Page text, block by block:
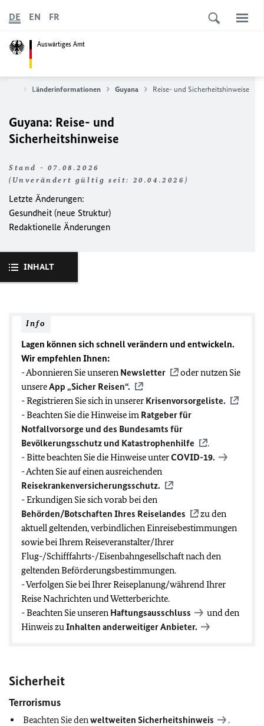
Auswärtiges Amt
DE EN FR
Länderinformationen Guyana Reise- und Sicherheitshinweise
Guyana: Reise- und
Sicherheitshinweise
Stand - 07.08.2026
(Unverändert gültig seit: 20.04.2026)
Letzte Änderungen:
Gesundheit (neue Struktur)
Redaktionelle Änderungen
INHALT
Info
Lagen können sich schnell verändern und entwickeln.
Wir empfehlen Ihnen:
- Abonnieren Sie unseren Newsletter
oder nutzen Sie
unsereApp „Sicher Reisen“.
- Registrieren Sie sich in unserer Krisenvorsorgeliste.
- Beachten Sie die Hinweise im Ratgeber für
Notfallvorsorge und des Bundesamts für
Bevölkerungsschutz und Katastrophenhilfe
.
- Bitte beachten Sie die Hinweise unterCOVID-19.
- Achten Sie auf einen ausreichenden
Reisekrankenversicherungsschutz.
- Erkundigen Sie sich vorab bei den
Behörden/Botschaften Ihres Reiselandes
zu den
aktuell geltenden, verbindlichen Einreisebestimmungen
sowie bei Ihrem Reiseveranstalter/Ihrer
Flug-/Schifffahrts-/Eisenbahngesellschaft nach den
geltenden Beförderungsbestimmungen.
- Verfolgen Sie bei Ihrer Reiseplanung/während Ihrer
Reise Nachrichten und Wetterberichte.
- Beachten Sie unseren Haftungsausschluss
und den
Hinweis zuInhalten anderweitiger Anbieter.
Sicherheit
Terrorismus
Beachten Sie denweltweiten Sicherheitshinweis .